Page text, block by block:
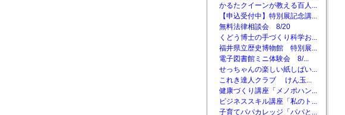
かるたクイーンが教える百人...
【申込受付中】特別展記念講...
無料法律相談会 8/20
くどう博士の手づくり科学お...
福井県立歴史博物館 特別展...
電子図書館ミニ体験会 8/...
せっちゃんの楽しい紙しばい...
これき達人クラブ けん玉...
健康づくり講座「メノポハン...
ビジネススキル講座「私のト...
子育てパパカレッジ「パパと...